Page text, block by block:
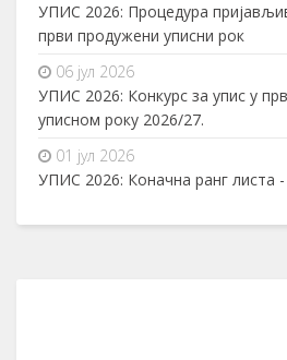
УПИС 2026: Процедура
први продужени уписни рок
06 јул 2026
УПИС 2026: Конкурс за упис у
уписном року 2026/27.
01 јул 2026
УПИС 2026: Коначна ранг листа